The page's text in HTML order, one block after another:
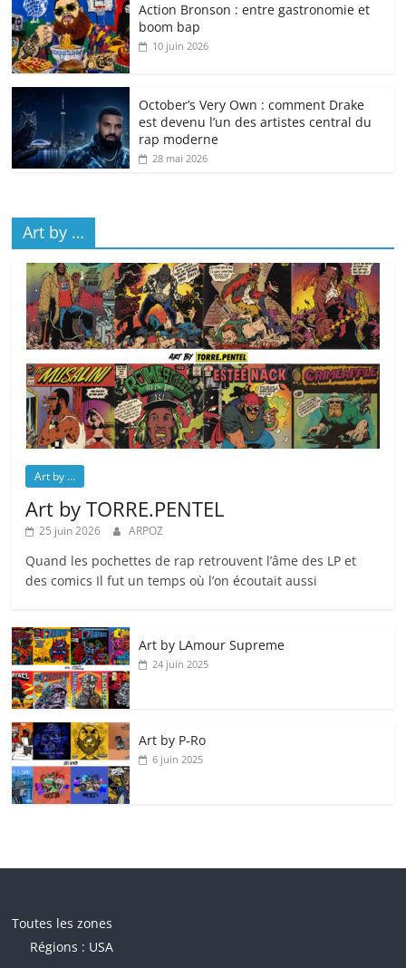
Action Bronson : entre gastronomie et
boom bap
10 juin 2026
October’s Very Own : comment Drake
est devenu l’un des artistes central du
rap moderne
28 mai 2026
Art by …
Art by ...
Art by TORRE.PENTEL
25 juin 2026 ARPOZ
Quand les pochettes de rap retrouvent l’âme des LP et
des comics Il fut un temps où l’on écoutait aussi
Art by LAmour Supreme
24 juin 2025
Art by P‑Ro
6 juin 2025
Toutes les zones
Régions : USA